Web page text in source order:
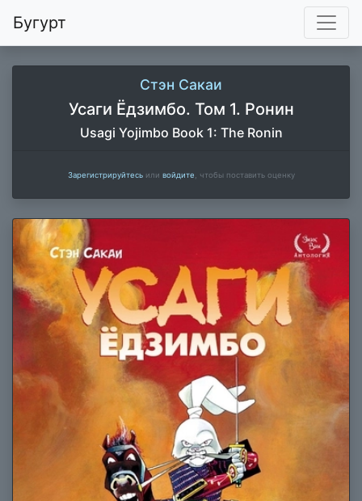
Бугурт
Стэн Сакаи
Усаги Ёдзимбо. Том 1. Ронин
Usagi Yojimbo Book 1: The Ronin
Зарегистрируйтесьили войдите , чтобы поставить оценку